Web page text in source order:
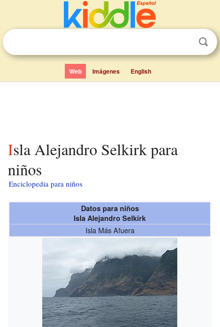
Web Imágenes English
Isla Alejandro Selkirk para
niños
Enciclopedia para niños
Datos para niños
Isla Alejandro Selkirk
Isla Más Afuera